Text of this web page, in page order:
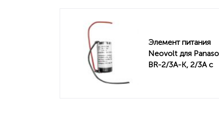
Элемент питания
Neovolt для
BR-2/3A-K, 2/3A с